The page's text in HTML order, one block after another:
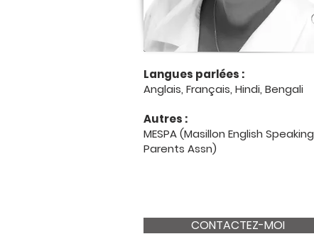
Langues parlées :
Anglais, Français, Hindi, Bengali
Autres :
MESPA (Masillon English Speaking
Parents Assn)
CONTACTEZ-MOI